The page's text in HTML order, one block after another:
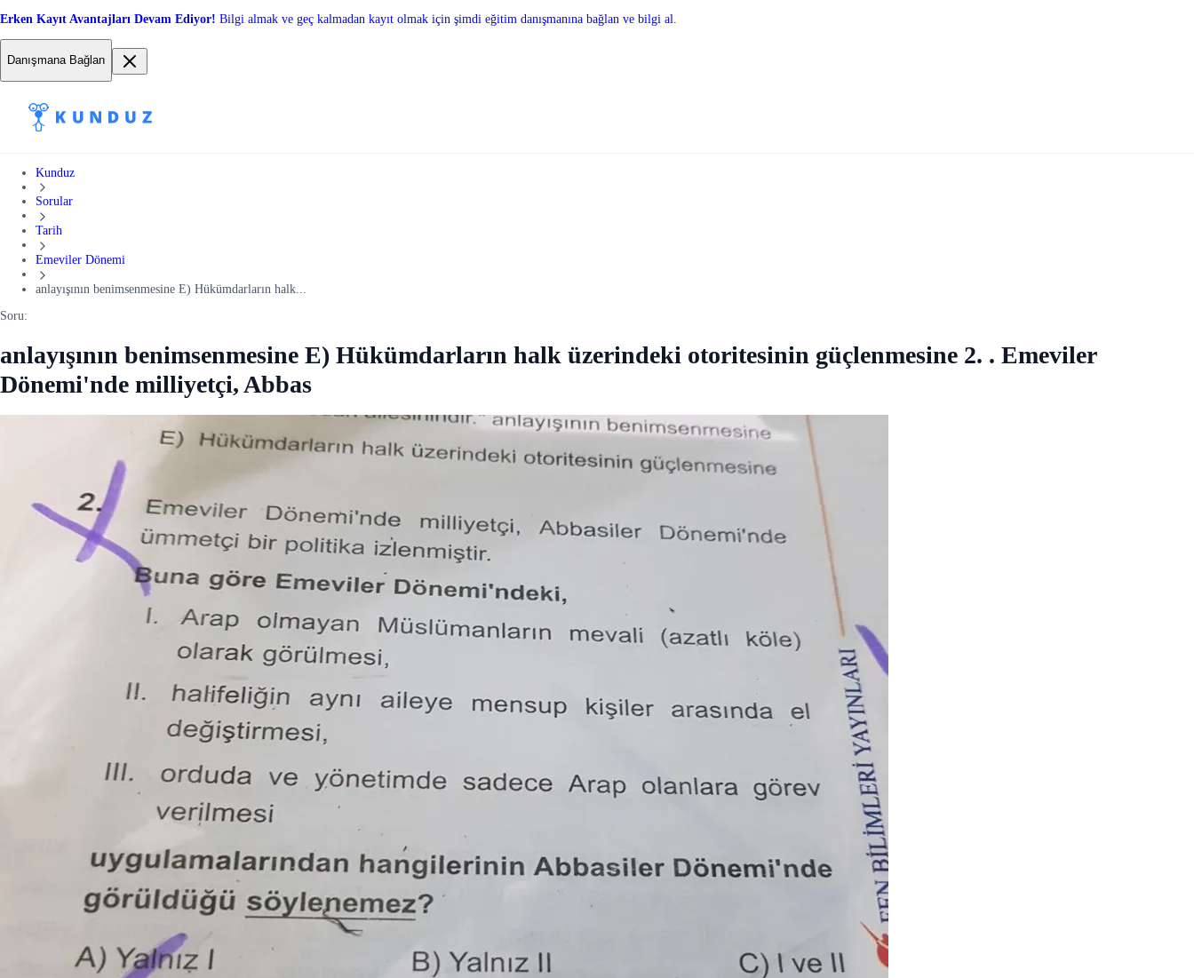
Erken Kayıt Avantajları Devam Ediyor! Bilgi almak ve geç kalmadan kayıt olmak için şimdi eğitim danışmanına bağlan ve bilgi al.
Danışmana Bağlan
Kunduz
Sorular
Tarih
Emeviler Dönemi
anlayışının benimsenmesine E) Hükümdarların halk...
Soru:
anlayışının benimsenmesine E) Hükümdarların halk üzerindeki otoritesinin güçlenmesine 2. . Emeviler
Dönemi'nde milliyetçi, Abbas